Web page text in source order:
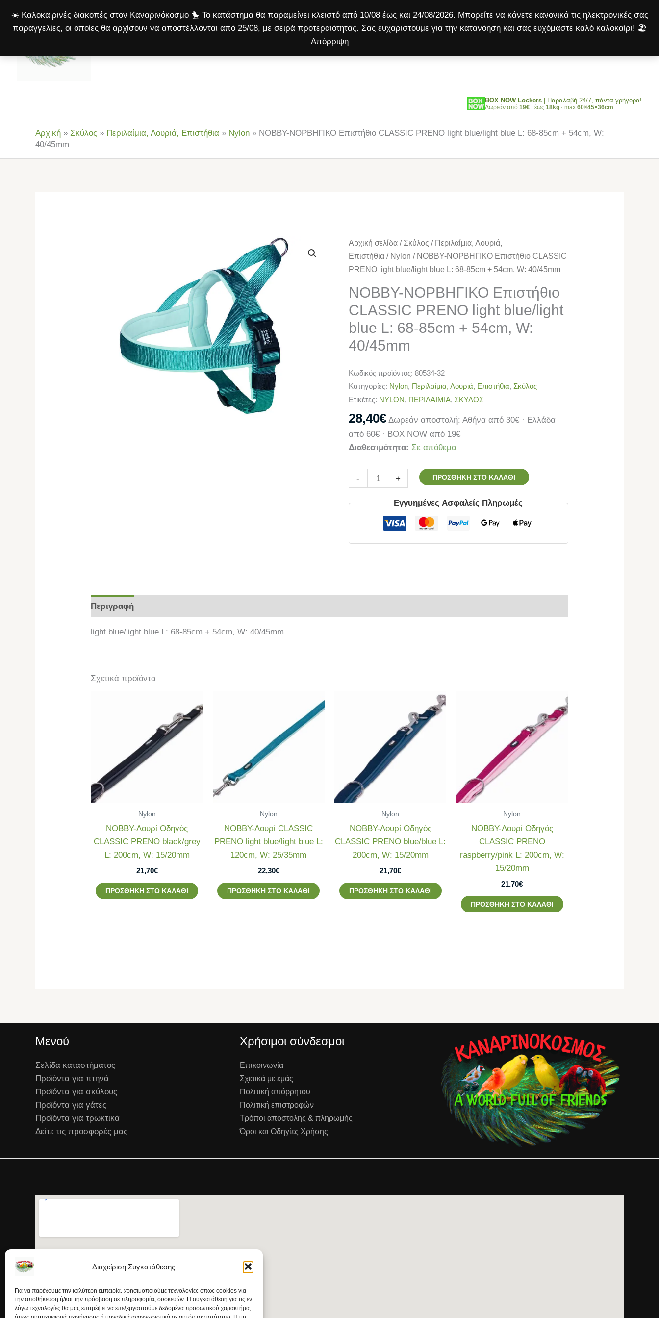
Διαχείριση Συγκατάθεσης
Για να παρέχουμε την καλύτερη εμπειρία, χρησιμοποιούμε τεχνολογίες όπως cookies για
την αποθήκευση ή/και την πρόσβαση σε πληροφορίες συσκευών. Η συγκατάθεση για τις εν
λόγω τεχνολογίες θα μας επιτρέψει να επεξεργαστούμε δεδομένα προσωπικού χαρακτήρα,
☀️ Καλοκαιρινές διακοπές στον Καναρινόκοσμο 🐤 Το κατάστημα θα παραμείνει κλειστό από 10/08 έως και 24/08/2026. Μπορείτε να κάνετε κανονικά τις ηλεκτρονικές σας
παραγγελίες, οι οποίες θα αρχίσουν να αποστέλλονται από 25/08, με σειρά προτεραιότητας. Σας ευχαριστούμε για την κατανόηση και σας ευχόμαστε καλό καλοκαίρι! 🏖️
Απόρριψη
περιεχόμενο
Μικρό ζώο
BOX NOW Lockers | Παραλαβή 24/7, πάντα γρήγορα!
Δωρεάν από 19€ · έως 18kg · max 60×45×36cm
Αρχική » Σκύλος » Περιλαίμια, Λουριά, Επιστήθια » Nylon » NOBBY-ΝΟΡΒΗΓΙΚΟ Επιστήθιο CLASSIC PRENO light blue/light blue L: 68-85cm + 54cm, W:
40/45mm
Αρχική σελίδα/ Σκύλος / Περιλαίμια, Λουριά,
Επιστήθια/ Nylon / NOBBY-ΝΟΡΒΗΓΙΚΟ Επιστήθιο CLASSIC
PRENO light blue/light blue L: 68-85cm + 54cm, W: 40/45mm
NOBBY-ΝΟΡΒΗΓΙΚΟ Επιστήθιο
CLASSIC PRENO light blue/light
blue L: 68-85cm + 54cm, W:
40/45mm
Κωδικός προϊόντος: 80534-32
Κατηγορίες: Nylon, Περιλαίμια, Λουριά, Επιστήθια, Σκύλος
Ετικέτες: NYLON, ΠΕΡΙΛΑΙΜΙΑ, ΣΚΥΛΟΣ
28,40€ Δωρεάν αποστολή: Αθήνα από 30€ · Ελλάδα
από 60€ · BOX NOW από 19€
Διαθεσιμότητα: Σε απόθεμα
-
NOBBY-
ΝΟΡΒΗΓΙΚΟ
Επιστήθιο
PRENO
light
blue/light
blue
L:
68-
85cm
+
54cm,
W:
+ ΠΡΟΣΘΉΚΗ ΣΤΟ ΚΑΛΆΘΙ
Εγγυημένες Ασφαλείς Πληρωμές
Περιγραφή
light blue/light blue L: 68-85cm + 54cm, W: 40/45mm
Σχετικά προϊόντα
Nylon
NOBBY-Λουρί Οδηγός
CLASSIC PRENO black/grey
L: 200cm, W: 15/20mm
21,70€
ΠΡΟΣΘΉΚΗ ΣΤΟ ΚΑΛΆΘΙ
Nylon
NOBBY-Λουρί CLASSIC
PRENO light blue/light blue L:
120cm, W: 25/35mm
22,30€
ΠΡΟΣΘΉΚΗ ΣΤΟ ΚΑΛΆΘΙ
Nylon
NOBBY-Λουρί Οδηγός
CLASSIC PRENO blue/blue L:
200cm, W: 15/20mm
21,70€
ΠΡΟΣΘΉΚΗ ΣΤΟ ΚΑΛΆΘΙ
Nylon
NOBBY-Λουρί Οδηγός
CLASSIC PRENO
raspberry/pink L: 200cm, W:
15/20mm
21,70€
ΠΡΟΣΘΉΚΗ ΣΤΟ ΚΑΛΆΘΙ
Μενού
Σελίδα καταστήματος
Προϊόντα για πτηνά
Προϊόντα για σκύλους
Προϊόντα για γάτες
Προϊόντα για τρωκτικά
Δείτε τις προσφορές μας
Χρήσιμοι σύνδεσμοι
Επικοινωνία
Σχετικά με εμάς
Πολιτική απόρρητου
Πολιτική επιστροφών
Τρόποι αποστολής & πληρωμής
Όροι και Οδηγίες Χρήσης
PRENO
light
blue
85cm
+
W: